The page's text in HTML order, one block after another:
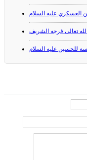
العسكري عليه السلام
تعالى فرجه الشريف
للحسين عليه السلام